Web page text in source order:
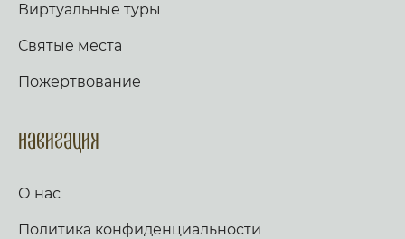
Виртуальные туры
Святые места
Пожертвование
Навигация
О нас
Политика конфиденциальности